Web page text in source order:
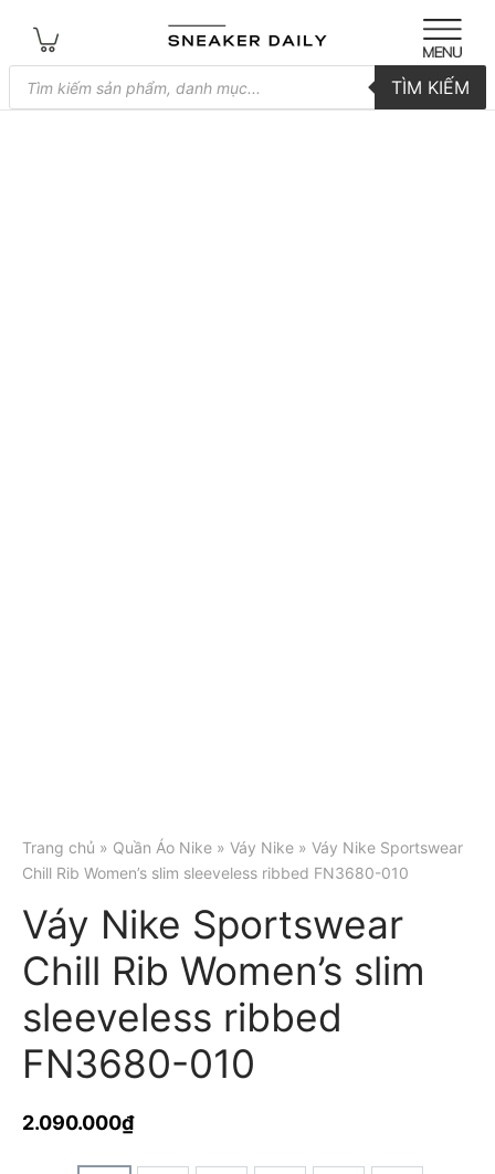
Tìm
kiếm
sản
TÌM KIẾM
Trang chủ » Quần Áo Nike » Váy Nike » Váy Nike Sportswear
Chill Rib Women’s slim sleeveless ribbed FN3680-010
Váy Nike Sportswear
Chill Rib Women’s slim
sleeveless ribbed
FN3680-010
2.090.000₫